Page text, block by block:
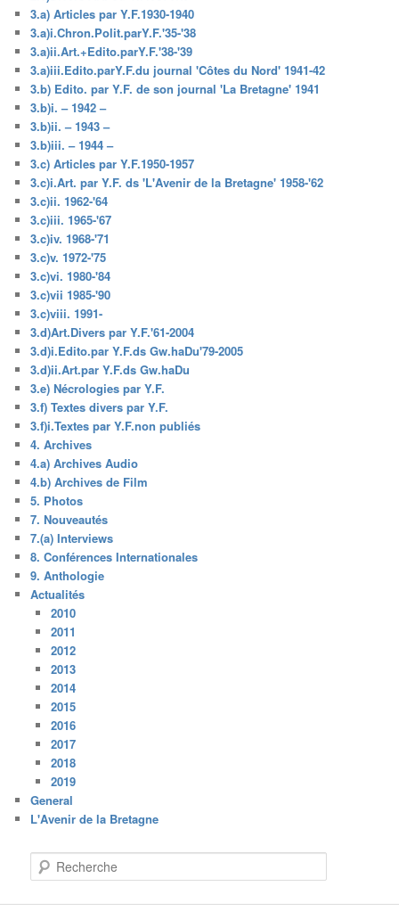
3.a) Articles par Y.F.1930-1940
3.a)i.Chron.Polit.parY.F.'35-'38
3.a)ii.Art.+Edito.parY.F.'38-'39
3.a)iii.Edito.parY.F.du journal 'Côtes du Nord' 1941-42
3.b) Edito. par Y.F. de son journal 'La Bretagne' 1941
3.b)i. – 1942 –
3.b)ii. – 1943 –
3.b)iii. – 1944 –
3.c) Articles par Y.F.1950-1957
3.c)i.Art. par Y.F. ds 'L'Avenir de la Bretagne' 1958-'62
3.c)ii. 1962-'64
3.c)iii. 1965-'67
3.c)iv. 1968-'71
3.c)v. 1972-'75
3.c)vi. 1980-'84
3.c)vii 1985-'90
3.c)viii. 1991-
3.d)Art.Divers par Y.F.'61-2004
3.d)i.Edito.par Y.F.ds Gw.haDu'79-2005
3.d)ii.Art.par Y.F.ds Gw.haDu
3.e) Nécrologies par Y.F.
3.f) Textes divers par Y.F.
3.f)i.Textes par Y.F.non publiés
4. Archives
4.a) Archives Audio
4.b) Archives de Film
5. Photos
7. Nouveautés
7.(a) Interviews
8. Conférences Internationales
9. Anthologie
Actualités
2010
2011
2012
2013
2014
2015
2016
2017
2018
2019
General
L'Avenir de la Bretagne
e